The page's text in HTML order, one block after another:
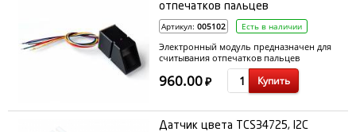
отпечатков пальцев
Артикул: 005102 Есть в наличии
Электронный модуль предназначен для
считывания отпечатков пальцев
960.00₽ Купить
Датчик цвета TCS34725, I2C